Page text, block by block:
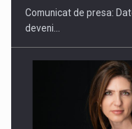
Comunicat de presa:
deveni…